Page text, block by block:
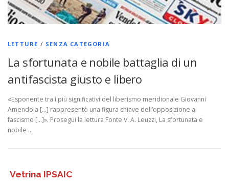
LETTURE / SENZA CATEGORIA
La sfortunata e nobile battaglia di un
antifascista giusto e libero
«Esponente tra i più significativi del liberismo meridionale Giovanni
Amendola […] rappresentò una figura chiave dell’opposizione al
fascismo […]». Prosegui la lettura Fonte V. A. Leuzzi, La sfortunata e
nobile …
Vetrina IPSAIC